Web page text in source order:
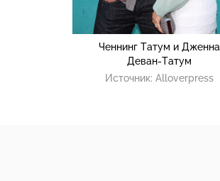
Ченнинг Татум и Дженна
Деван-Татум
Источник: Alloverpress